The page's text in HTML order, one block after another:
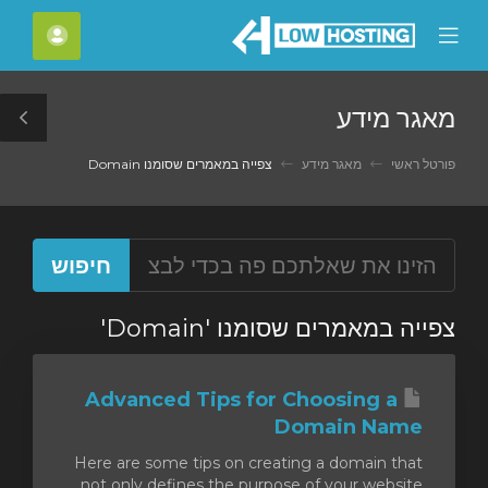
Mobile
Menu
מאגר מידע
פורטל ראשי מאגר מידע צפייה במאמרים שסומנו Domain
צפייה במאמרים שסומנו 'Domain'
Advanced Tips for Choosing a
Domain Name
Here are some tips on creating a domain that